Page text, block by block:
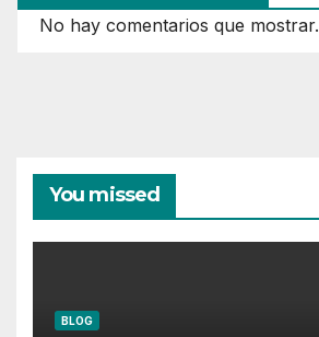
No hay comentarios que mostrar.
You missed
BLOG